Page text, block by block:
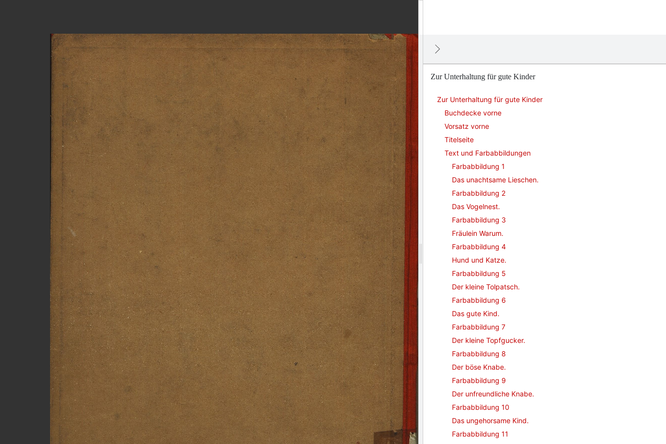
Zur Unterhaltung für gute Kinder
Zur Unterhaltung für gute Kinder
Buchdecke vorne
Vorsatz vorne
Titelseite
Text und Farbabbildungen
Farbabbildung 1
Das unachtsame Lieschen.
Farbabbildung 2
Das Vogelnest.
Farbabbildung 3
Fräulein Warum.
Farbabbildung 4
Hund und Katze.
Farbabbildung 5
Der kleine Tolpatsch.
Farbabbildung 6
Das gute Kind.
Farbabbildung 7
Der kleine Topfgucker.
Farbabbildung 8
Der böse Knabe.
Farbabbildung 9
Der unfreundliche Knabe.
Farbabbildung 10
Das ungehorsame Kind.
Farbabbildung 11